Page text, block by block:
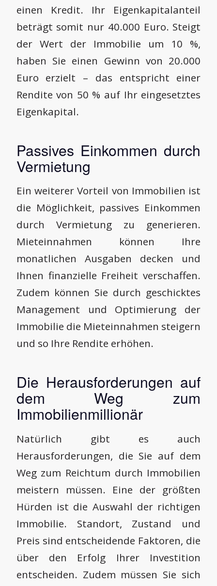
einen Kredit. Ihr Eigenkapitalanteil
beträgt somit nur 40.000 Euro. Steigt
der Wert der Immobilie um 10 %,
haben Sie einen Gewinn von 20.000
Euro erzielt – das entspricht einer
Rendite von 50 % auf Ihr eingesetztes
Eigenkapital.
Passives Einkommen durch
Vermietung
Ein weiterer Vorteil von Immobilien ist
die Möglichkeit, passives Einkommen
durch Vermietung zu generieren.
Mieteinnahmen können Ihre
monatlichen Ausgaben decken und
Ihnen finanzielle Freiheit verschaffen.
Zudem können Sie durch geschicktes
Management und Optimierung der
Immobilie die Mieteinnahmen steigern
und so Ihre Rendite erhöhen.
Die Herausforderungen auf
dem Weg zum
Immobilienmillionär
Natürlich gibt es auch
Herausforderungen, die Sie auf dem
Weg zum Reichtum durch Immobilien
meistern müssen. Eine der größten
Hürden ist die Auswahl der richtigen
Immobilie. Standort, Zustand und
Preis sind entscheidende Faktoren, die
über den Erfolg Ihrer Investition
entscheiden. Zudem müssen Sie sich